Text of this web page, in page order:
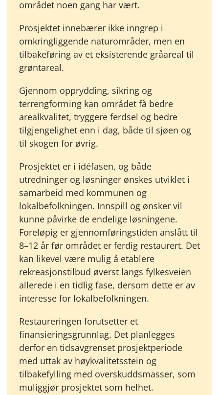
området noen gang har vært.
Prosjektet innebærer ikke inngrep i
omkringliggende naturområder, men en
tilbakeføring av et eksisterende gråareal til
grøntareal.
Gjennom opprydding, sikring og
terrengforming kan området få bedre
arealkvalitet, tryggere ferdsel og bedre
tilgjengelighet enn i dag, både til sjøen og
til skogen for øvrig.
Prosjektet er i idéfasen, og både
utredninger og løsninger ønskes utviklet i
samarbeid med kommunen og
lokalbefolkningen. Innspill og ønsker vil
kunne påvirke de endelige løsningene.
Foreløpig er gjennomføringstiden anslått til
8–12 år før området er ferdig restaurert. Det
kan likevel være mulig å etablere
rekreasjonstilbud øverst langs fylkesveien
allerede i en tidlig fase, dersom dette er av
interesse for lokalbefolkningen.
Restaureringen forutsetter et
finansieringsgrunnlag. Det planlegges
derfor en tidsavgrenset prosjektperiode
med uttak av høykvalitetsstein og
tilbakefylling med overskuddsmasser, som
muliggjør prosjektet som helhet.